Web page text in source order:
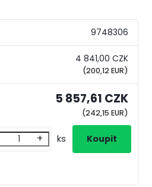
9748306
4 841,00 CZK
(200,12 EUR)
5 857,61 CZK
(242,15 EUR)
+ ks